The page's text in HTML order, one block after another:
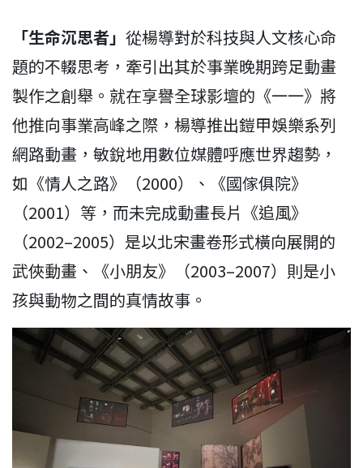
「生命沉思者」 從楊導對於科技與人文核心命
題的不輟思考，牽引出其於事業晚期跨足動畫
製作之創舉。就在享譽全球影壇的《一一》將
他推向事業高峰之際，楊導推出鎧甲娛樂系列
網路動畫，敏銳地用數位媒體呼應世界趨勢，
如《情人之路》（2000）、《國傢俱院》
（2001）等，而未完成動畫長片《追風》
（2002–2005）是以北宋畫卷形式橫向展開的
武俠動畫、《小朋友》（2003–2007）則是小
孩與動物之間的真情故事。